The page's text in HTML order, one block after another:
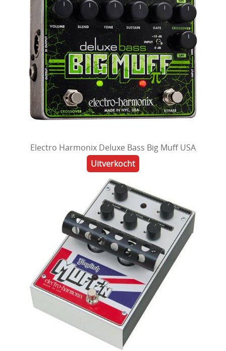
Electro Harmonix Deluxe Bass Big Muff USA
Uitverkocht